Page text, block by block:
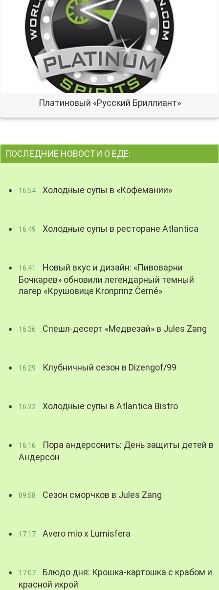
Платиновый «Русский Бриллиант»
ПОСЛЕДНИЕ НОВОСТИ О ЕДЕ:
16:54 Холодные супы в «Кофемании»
16:49 Холодные супы в ресторане Atlantica
16:41
Новый вкус и дизайн: «Пивоварни
Бочкарев» обновили легендарный темный
лагер «Крушовице Kronprinz Černé»
16:36 Спешл-десерт «Медвезай» в Jules Zang
16:29 Клубничный сезон в Dizengof/99
16:22 Холодные супы в Atlantica Bistro
16:16
Пора андерсонить: День защиты детей в
Андерсон
09:58 Сезон сморчков в Jules Zang
17:17 Avero mio x Lumisfera
17:07
Блюдо дня: Крошка-картошка с крабом и
красной икрой